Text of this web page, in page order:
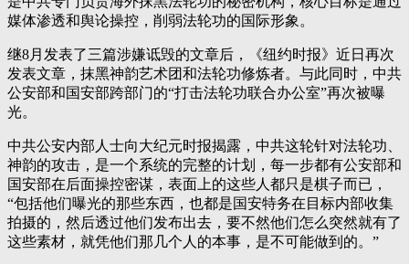
媒体渗透和舆论操控，削弱法轮功的国际形象。
继8月发表了三篇涉嫌诋毁的文章后，《纽约时报》近日再次
发表文章，抹黑神韵艺术团和法轮功修炼者。与此同时，中共
公安部和国安部跨部门的“打击法轮功联合办公室”再次被曝
光。
中共公安内部人士向大纪元时报揭露，中共这轮针对法轮功、
神韵的攻击，是一个系统的完整的计划，每一步都有公安部和
国安部在后面操控密谋，表面上的这些人都只是棋子而已，
“包括他们曝光的那些东西，也都是国安特务在目标内部收集
拍摄的，然后透过他们发布出去，要不然他们怎么突然就有了
这些素材，就凭他们那几个人的本事，是不可能做到的。”